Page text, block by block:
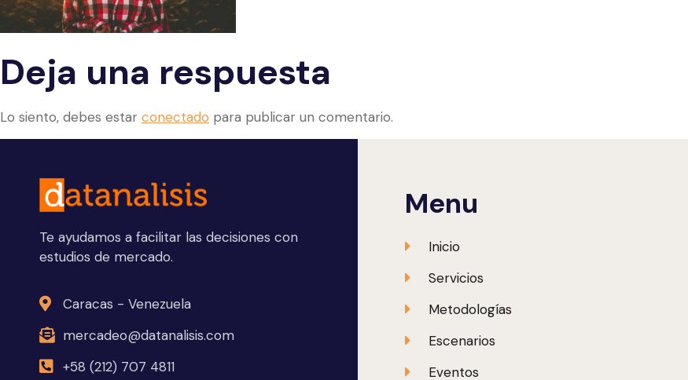
Deja una respuesta
Lo siento, debes estar conectado para publicar un comentario.
Te ayudamos a facilitar las decisiones con
estudios de mercado.
Caracas - Venezuela
mercadeo@datanalisis.com
+58 (212) 707 4811
Menu
Inicio
Servicios
Metodologías
Escenarios
Eventos